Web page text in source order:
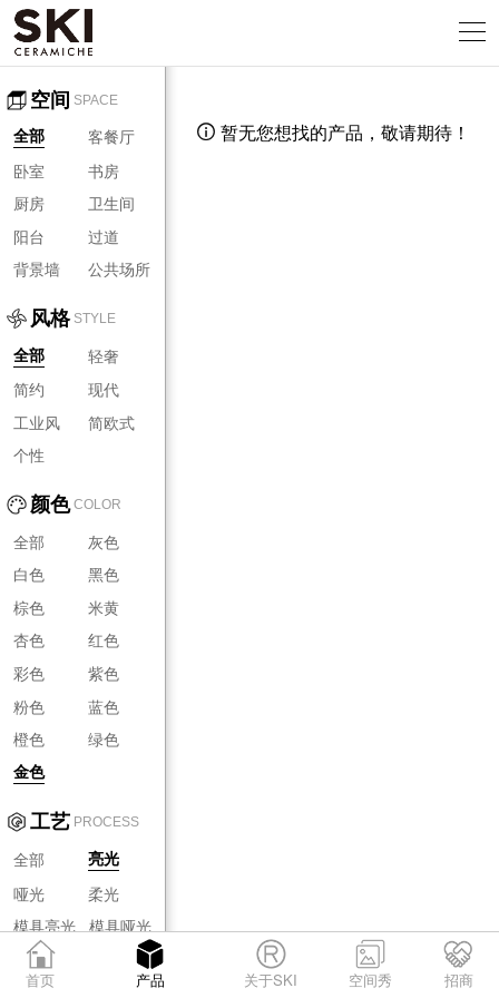
空间 SPACE
全部
客餐厅
卧室
书房
厨房
卫生间
阳台
过道
背景墙
公共场所
风格 STYLE
全部
轻奢
简约
现代
工业风
简欧式
个性
颜色 COLOR
全部
灰色
白色
黑色
棕色
米黄
杏色
红色
彩色
紫色
粉色
蓝色
橙色
绿色
金色
工艺 PROCESS
全部 亮光
哑光
柔光
模具亮光 模具哑光
模具柔光
 暂无您想找的产品，敬请期待！
首页 产品 关于SKI 空间秀 招商